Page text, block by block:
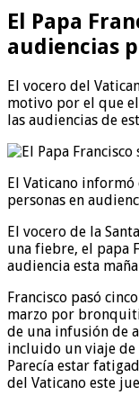
El Papa
audiencias
El vocero del
motivo por el que
las audiencias de
El Vaticano informó
personas en
El vocero de la
una fiebre, el papa
audiencia esta
Francisco pasó
marzo por
de una infusión de
incluido un viaje
Parecía estar
del Vaticano este